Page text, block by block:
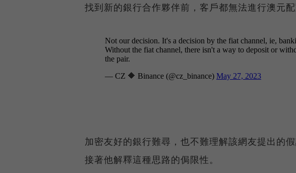
找到新的銀行合作夥伴前，客戶都無法進行澳元配
加密友好的銀行難尋，也不難理解該網友提出的
接著他解釋這種思路的侷限性。